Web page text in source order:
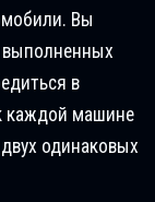
Вы
выполненных
в
каждой машине
одинаковых